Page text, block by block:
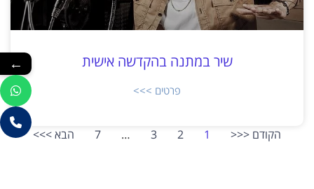
שיר במתנה בהקדשה אישית
פרטים >>>
הקודם <<< 1
2
3
…
7 הבא >>>
←